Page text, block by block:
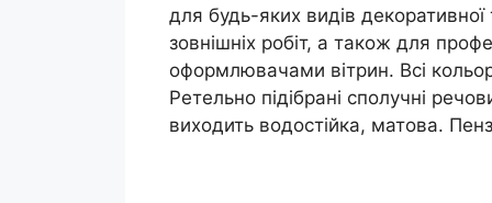
для будь-яких видів декоративної
зовнішніх робіт, а також для
оформлювачами вітрин. Всі
Ретельно підібрані сполучні
виходить водостійка, матова.